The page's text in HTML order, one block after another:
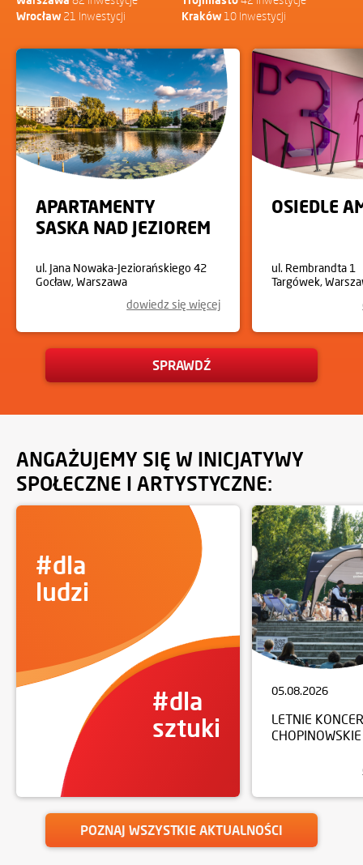
Wrocław21 Inwestycji Kraków10 Inwestycji
APARTAMENTY
SASKA NAD JEZIOREM
ul. Jana Nowaka-Jeziorańskiego 42
Gocław, Warszawa
dowiedz się więcej
OSIEDLE
ul. Rembrandta 1
Targówek,
SPRAWDŹ
ANGAŻUJEMY SIĘ W INICJATYWY
SPOŁECZNE I ARTYSTYCZNE:
#dla
ludzi
#dla
sztuki
05.08.2026
LETNIE
CHOPINOWSKIE
POZNAJ WSZYSTKIE AKTUALNOŚCI